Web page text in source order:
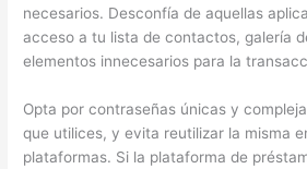
necesarios. Desconfía de aquellas
acceso a tu lista de contactos, galería
elementos innecesarios para la
Opta por contraseñas únicas y
que utilices, y evita reutilizar la misma
plataformas. Si la plataforma de